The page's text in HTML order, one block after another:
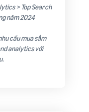
> Top Search
năm 2024
cầu mua sắm
analytics với